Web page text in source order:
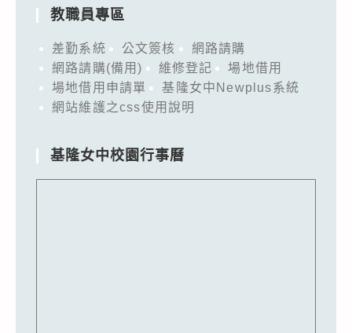
教職員專區
差勤系統 公文簽核
網路請購
網路請購(備用)
維修登記
場地借用
場地借用申請單
基隆女中Newplus系統
網站維護之css使用說明
基隆女中校園行事曆